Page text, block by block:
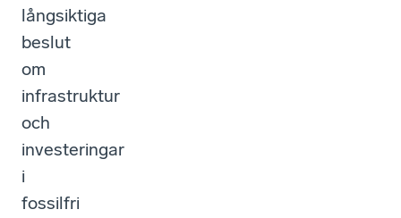
långsiktiga
beslut
om
infrastruktur
och
investeringar
i
fossilfri